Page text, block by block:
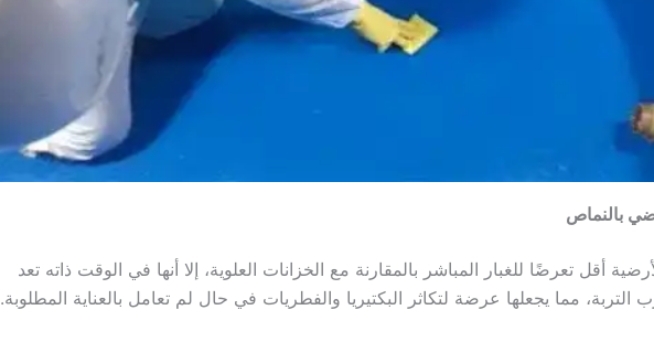
بالنماص
أقل تعرضًا للغبار المباشر بالمقارنة مع الخزانات العلوية، إلا أنها في الوقت ذاته تعد
مما يجعلها عرضة لتكاثر البكتيريا والفطريات في حال لم تعامل بالعناية المطلوبة.